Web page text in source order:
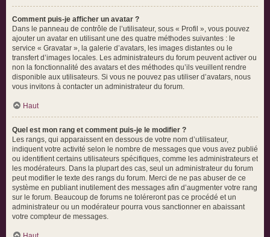
Comment puis-je afficher un avatar ?
Dans le panneau de contrôle de l’utilisateur, sous « Profil », vous pouvez
ajouter un avatar en utilisant une des quatre méthodes suivantes : le
service « Gravatar », la galerie d’avatars, les images distantes ou le
transfert d’images locales. Les administrateurs du forum peuvent activer ou
non la fonctionnalité des avatars et des méthodes qu’ils veuillent rendre
disponible aux utilisateurs. Si vous ne pouvez pas utiliser d’avatars, nous
vous invitons à contacter un administrateur du forum.
Haut
Quel est mon rang et comment puis-je le modifier ?
Les rangs, qui apparaissent en dessous de votre nom d’utilisateur,
indiquent votre activité selon le nombre de messages que vous avez publié
ou identifient certains utilisateurs spécifiques, comme les administrateurs et
les modérateurs. Dans la plupart des cas, seul un administrateur du forum
peut modifier le texte des rangs du forum. Merci de ne pas abuser de ce
système en publiant inutilement des messages afin d’augmenter votre rang
sur le forum. Beaucoup de forums ne toléreront pas ce procédé et un
administrateur ou un modérateur pourra vous sanctionner en abaissant
votre compteur de messages.